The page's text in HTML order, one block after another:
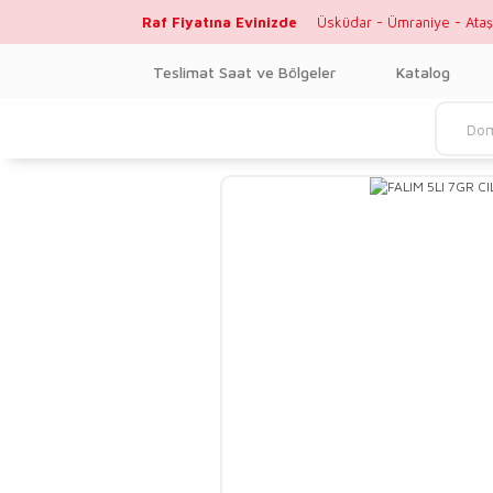
Raf Fiyatına Evinizde Üsküdar - Ümraniye -
Teslimat Saat ve Bölgeler Katalog